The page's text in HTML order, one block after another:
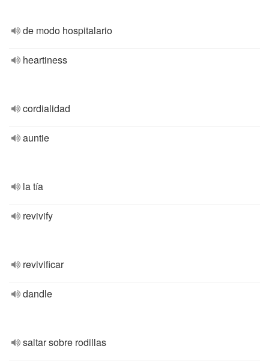
de modo hospitalario
heartiness
cordialidad
auntie
la tía
revivify
revivificar
dandle
saltar sobre rodillas